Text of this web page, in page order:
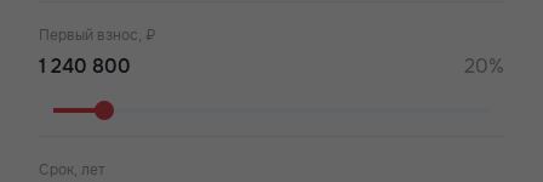
Первый взнос, ₽
20%
Срок, лет